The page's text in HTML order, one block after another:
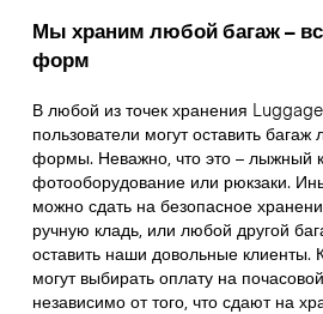
Мы храним любой багаж –
форм
В любой из точек хранения
пользователи могут оставить
формы. Неважно, что это – лыжный
фотооборудование или рюкзаки.
можно сдать на безопасное
ручную кладь, или любой другой
оставить наши довольные
могут выбирать оплату на
независимо от того, что сдают на